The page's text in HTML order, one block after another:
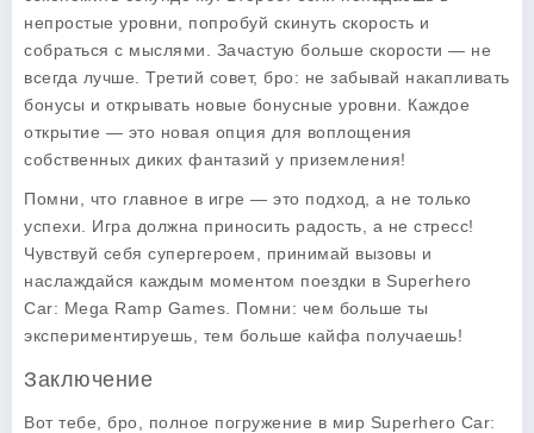
непростые уровни, попробуй скинуть скорость и
собраться с мыслями. Зачастую больше скорости — не
всегда лучше. Третий совет, бро: не забывай накапливать
бонусы и открывать новые бонусные уровни. Каждое
открытие — это новая опция для воплощения
собственных диких фантазий у приземления!
Помни, что главное в игре — это подход, а не только
успехи. Игра должна приносить радость, а не стресс!
Чувствуй себя супергероем, принимай вызовы и
наслаждайся каждым моментом поездки в Superhero
Car: Mega Ramp Games . Помни: чем больше ты
экспериментируешь, тем больше кайфа получаешь!
Заключение
Вот тебе, бро, полное погружение в мир Superhero Car: